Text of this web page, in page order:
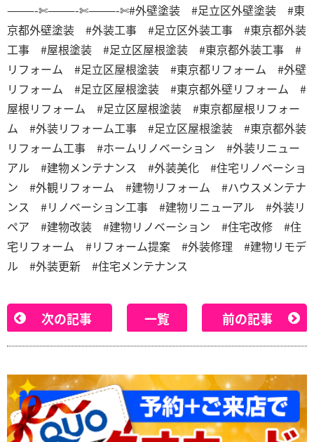
———-✄———-✄———-✄#外壁塗装 #足立区外壁塗装 #東
京都外壁塗装 #外装工事 #足立区外装工事 #東京都外装
工事 #屋根塗装 #足立区屋根塗装 #東京都外装工事 #
リフォーム #足立区屋根塗装 #東京都リフォーム #外壁
リフォーム #足立区屋根塗装 #東京都外壁リフォーム #
屋根リフォーム #足立区屋根塗装 #東京都屋根リフォー
ム #外装リフォーム工事 #足立区屋根塗装 #東京都外装
リフォーム工事 #ホームリノベーション #外装リニュー
アル #建物メンテナンス #外装美化 #住宅リノベーショ
ン #外観リフォーム #建物リフォーム #ハウスメンテナ
ンス #リノベーション工事 #建物リニューアル #外装リ
ペア #建物改装 #建物リノベーション #住宅改修 #住
宅リフォーム #リフォーム提案 #外装修理 #建物リモデ
ル #外装更新 #住宅メンテナンス
次の記事 一覧 前の記事